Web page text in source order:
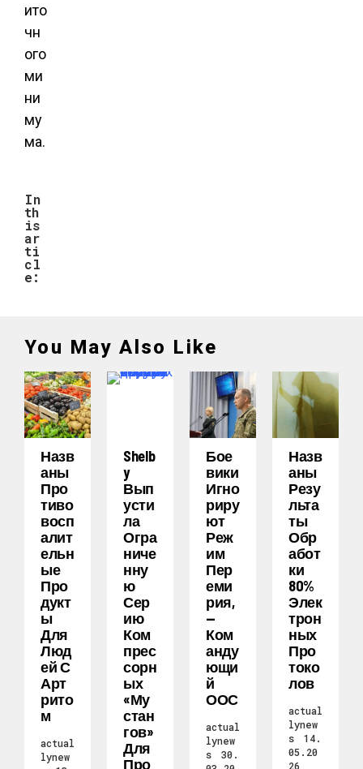
ито
чн
ого
ми
ни
му
ма.
In
th
is
ar
ti
cl
e:
You May Also Like
Назв
Аны
Про
Тиво
Восп
Алит
Ельн
Ые
Про
Дукт
Ы
Для
Люд
Ей С
Арт
Рито
М
actual
lynew
Shelb
Y
Вып
Усти
Ла
Огра
Ниче
Нну
Ю
Сер
Ию
Ком
Прес
Сорн
Ых
«Му
Стан
Гов»
Для
Про
Бое
Вики
Игно
Риру
Ют
Реж
Им
Пер
Еми
Рия,
—
Ком
Анду
Ющи
Й
ООС
actual
lynew
s
30.
Назв
Аны
Резу
Льта
Ты
Обр
Абот
Ки
80%
Элек
Трон
Ных
Про
Токо
Лов
actual
lynew
s
14.
05.20
26